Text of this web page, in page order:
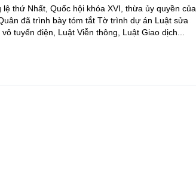
thứ Nhất, Quốc hội khóa XVI, thừa ủy quyền của
đã trình bày tóm tắt Tờ trình dự án Luật sửa
tuyến điện, Luật Viễn thông, Luật Giao dịch...